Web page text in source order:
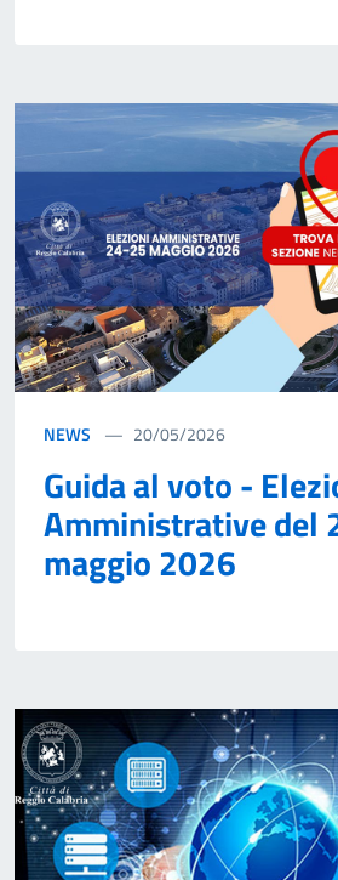
NEWS 20/05/2026
Guida al voto -
Amministrative del
maggio 2026